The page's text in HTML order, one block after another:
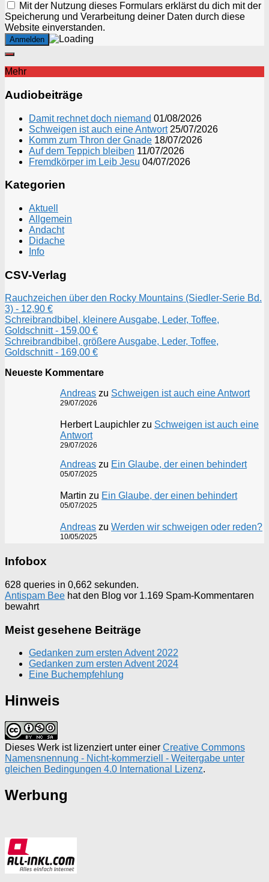
Mit der Nutzung dieses Formulars erklärst du dich mit der
Speicherung und Verarbeitung deiner Daten durch diese
Website einverstanden.
Mehr
Audiobeiträge
Damit rechnet doch niemand 01/08/2026
Schweigen ist auch eine Antwort 25/07/2026
Komm zum Thron der Gnade 18/07/2026
Auf dem Teppich bleiben 11/07/2026
Fremdkörper im Leib Jesu 04/07/2026
Kategorien
Aktuell
Allgemein
Andacht
Didache
Info
CSV-Verlag
Rauchzeichen über den Rocky Mountains (Siedler-Serie Bd.
3) - 12,90 €
Schreibrandbibel, kleinere Ausgabe, Leder, Toffee,
Goldschnitt - 159,00 €
Schreibrandbibel, größere Ausgabe, Leder, Toffee,
Goldschnitt - 169,00 €
Neueste Kommentare
Andreas zu Schweigen ist auch eine Antwort
29/07/2026
Herbert Laupichler zu Schweigen ist auch eine
Antwort
29/07/2026
Andreas zu Ein Glaube, der einen behindert
05/07/2025
Martin zu Ein Glaube, der einen behindert
05/07/2025
Andreas zu Werden wir schweigen oder reden?
10/05/2025
Infobox
628 queries in 0,662 sekunden.
Antispam Bee hat den Blog vor 1.169 Spam-Kommentaren
bewahrt
Meist gesehene Beiträge
Gedanken zum ersten Advent 2022
Gedanken zum ersten Advent 2024
Eine Buchempfehlung
Hinweis
Dieses Werk ist lizenziert unter einer Creative Commons
Namensnennung - Nicht-kommerziell - Weitergabe unter
gleichen Bedingungen 4.0 International Lizenz.
Werbung